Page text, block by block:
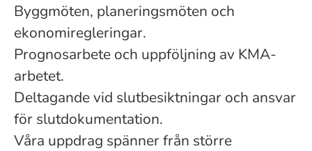
Byggmöten, planeringsmöten och
ekonomiregleringar.
Prognosarbete och uppföljning av KMA-
arbetet.
Deltagande vid slutbesiktningar och ansvar
för slutdokumentation.
Våra uppdrag spänner från större